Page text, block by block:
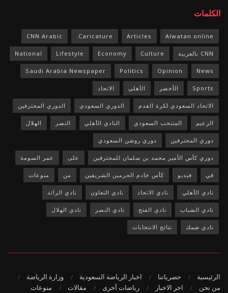
الكلمات
Alwatan online
Articles
Caricature.
CNN Arabic
CNN بالعربية Culture
Economy
Lifestyle
National
News
Opinion
Politics
Saudi Arabia Newspaper
Sports الأخضر الأهلي الاتحاد
الاتحاد السعودي لكرة القدم الدوري السعودي الدوري المحترفين
الزعيم المنتخب السعودي النادي الأهلي النصر الهلال
دوري المحترفين دوري روشن السعودي
دوري كأس الأمير محمد بن سلمان للمحترفين على عمر السومة
في فيديو كأس خادم الحرمين الشريفين من منوعات
نادي الأهلي نادي الاتحاد نادي التعاون نادي الرائد
نادي الشباب نادي الفتح نادي النصر نادي الهلال
نادي ضمك نتائج الانتخابات
الرئيسية حصرياتنا اخبار الرياضة السعودية
وزارة الرياضة
من نحن
اخر الاخبار رياضات أخرى مقالات منوعات